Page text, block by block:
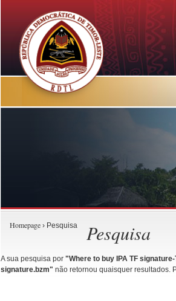
Homepage › Pesquisa Pesquisa
A sua pesquisa por "Where to buy IPA TF
signature.bzm" não retornou quaisquer resultados.